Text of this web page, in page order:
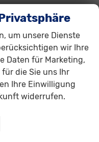
Vorbereitung
elektrisch anklappbar
vorhanden
um unsere Dienste
wir Ihre
Daten für Marketing,
die Sie uns Ihr
Ihre Einwilligung
widerrufen.